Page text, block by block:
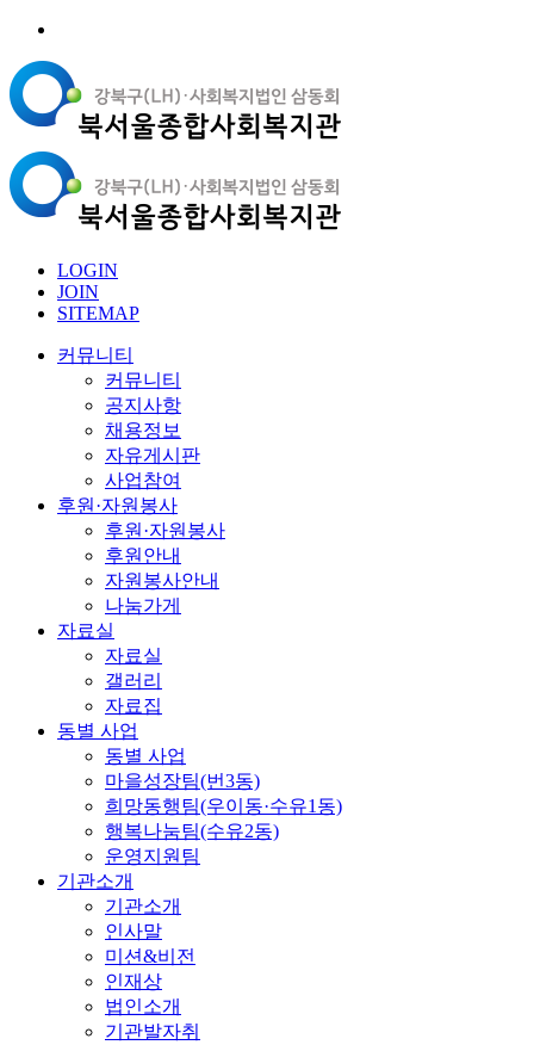
LOGIN
JOIN
SITEMAP
커뮤니티
커뮤니티
공지사항
채용정보
자유게시판
사업참여
후원·자원봉사
후원·자원봉사
후원안내
자원봉사안내
나눔가게
자료실
자료실
갤러리
자료집
동별 사업
동별 사업
마을성장팀(번3동)
희망동행팀(우이동·수유1동)
행복나눔팀(수유2동)
운영지원팀
기관소개
기관소개
인사말
미션&비전
인재상
법인소개
기관발자취